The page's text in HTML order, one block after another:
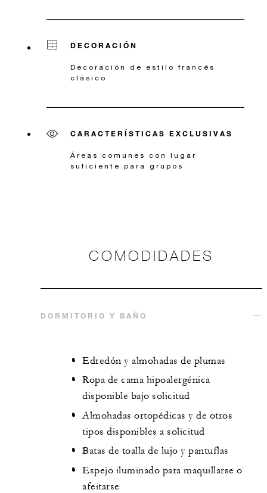
DECORACIÓN
Decoración de estilo francés
clásico
CARACTERÍSTICAS EXCLUSIVAS
Áreas comunes con lugar
suficiente para grupos
COMODIDADES
DORMITORIO Y BAÑO
Edredón y almohadas de plumas
Ropa de cama hipoalergénica
disponible bajo solicitud
Almohadas ortopédicas y de otros
tipos disponibles a solicitud
Batas de toalla de lujo y pantuflas
Espejo iluminado para maquillarse o
afeitarse